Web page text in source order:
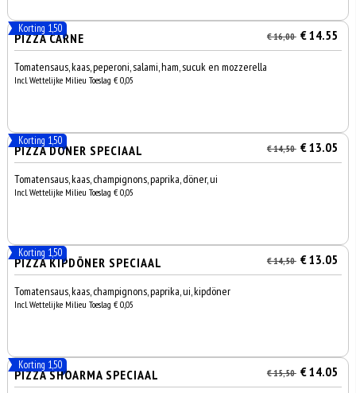
Korting 1,50
PIZZA CARNE € 16,00 € 14.55
Tomatensaus, kaas, peperoni, salami, ham, sucuk en mozzerella
Incl. Wettelijke Milieu Toeslag € 0,05
Korting 1,50
PIZZA DÖNER SPECIAAL € 14,50 € 13.05
Tomatensaus, kaas, champignons, paprika, döner, ui
Incl. Wettelijke Milieu Toeslag € 0,05
Korting 1,50
PIZZA KIPDÖNER SPECIAAL € 14,50 € 13.05
Tomatensaus, kaas, champignons, paprika, ui, kipdöner
Incl. Wettelijke Milieu Toeslag € 0,05
Korting 1,50
PIZZA SHOARMA SPECIAAL € 15,50 € 14.05